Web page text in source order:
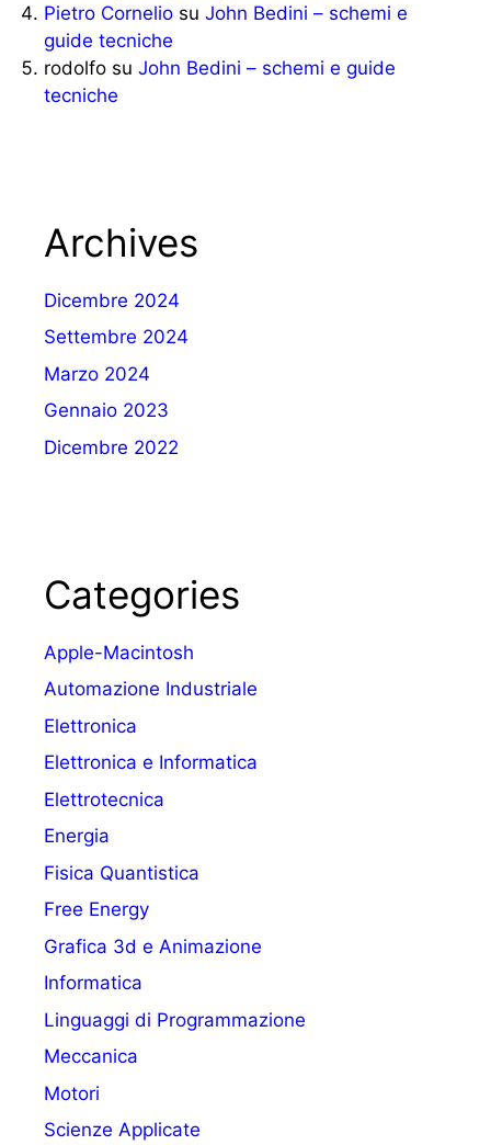
Pietro Cornelio su John Bedini – schemi e
guide tecniche
rodolfo su John Bedini – schemi e guide
tecniche
Archives
Dicembre 2024
Settembre 2024
Marzo 2024
Gennaio 2023
Dicembre 2022
Categories
Apple-Macintosh
Automazione Industriale
Elettronica
Elettronica e Informatica
Elettrotecnica
Energia
Fisica Quantistica
Free Energy
Grafica 3d e Animazione
Informatica
Linguaggi di Programmazione
Meccanica
Motori
Scienze Applicate